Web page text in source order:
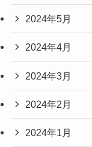
2024年5月
2024年4月
2024年3月
2024年2月
2024年1月